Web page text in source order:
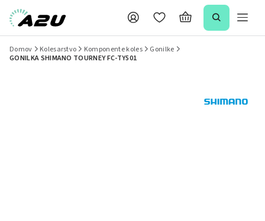
Domov Kolesarstvo Komponente koles
Gonilke
GONILKA SHIMANO TOURNEY FC-TY501